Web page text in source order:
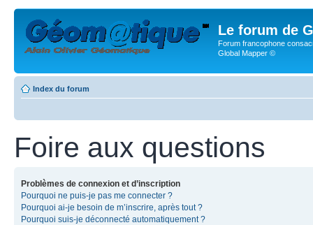
Le forum de
Forum francophone
Global Mapper ©
Index du forum
Foire aux questions
Problèmes de connexion et d’inscription
Pourquoi ne puis-je pas me connecter ?
Pourquoi ai-je besoin de m’inscrire, après tout ?
Pourquoi suis-je déconnecté automatiquement ?